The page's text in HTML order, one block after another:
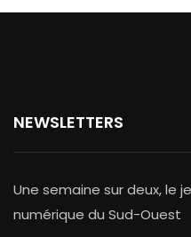
NEWSLETTERS
Une semaine sur deux, le
numérique du Sud-Ouest